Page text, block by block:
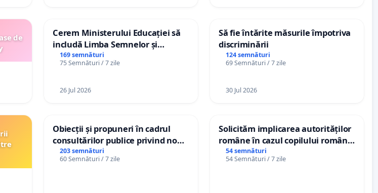
de
Cerem Ministerului Educației să
includă Limba Semnelor și
alfabetul Braille în școlile din
Republica Moldova!
169 semnături
75 Semnături / 7 zile
26 Jul 2026
Să fie întărite măsurile împotriva
discriminării
124 semnături
69 Semnături / 7 zile
30 Jul 2026
Obiecții și propuneri în cadrul
consultărilor publice privind noul
Plan Urbanistic General (PUG)
Ialoveni
203 semnături
60 Semnături / 7 zile
Solicităm implicarea autorităților
române în cazul copilului român
Wiliam Kristian Gheorghe, aflat în
plasament în Danemarca de 12
54 semnături
54 Semnături / 7 zile